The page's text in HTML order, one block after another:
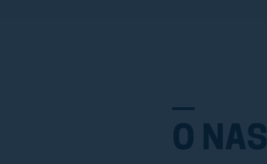
O NAS